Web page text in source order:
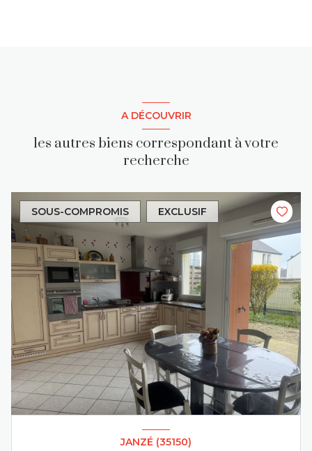
A DÉCOUVRIR
les autres biens correspondant à votre
recherche
SOUS-COMPROMIS EXCLUSIF
JANZÉ (35150)